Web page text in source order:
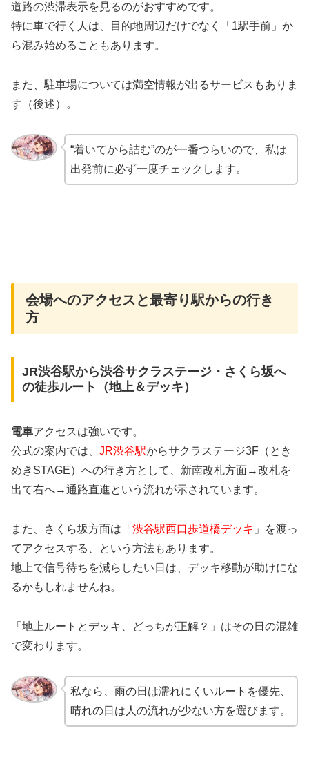
道路の渋滞表示を見るのがおすすめです。
特に車で行く人は、目的地周辺だけでなく「1駅手前」か
ら混み始めることもあります。
また、駐車場については満空情報が出るサービスもありま
す（後述）。
“着いてから詰む”のが一番つらいので、私は
出発前に必ず一度チェックします。
会場へのアクセスと最寄り駅からの行き
方
JR渋谷駅から渋谷サクラステージ・さくら坂へ
の徒歩ルート（地上＆デッキ）
電車アクセスは強いです。
公式の案内では、 JR渋谷駅からサクラステージ3F（とき
めきSTAGE）への行き方として、新南改札方面→改札を
出て右へ→通路直進という流れが示されています。
また、さくら坂方面は「 渋谷駅西口歩道橋デッキ 」を渡っ
てアクセスする、という方法もあります。
地上で信号待ちを減らしたい日は、デッキ移動が助けにな
るかもしれませんね。
「地上ルートとデッキ、どっちが正解？」はその日の混雑
で変わります。
私なら、雨の日は濡れにくいルートを優先、
晴れの日は人の流れが少ない方を選びます。